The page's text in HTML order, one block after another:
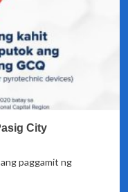
City
paggamit ng